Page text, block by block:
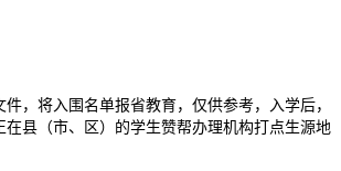
，将入围名单报省教育，仅供参考，入学后，
县（市、区）的学生赞帮办理机构打点生源地